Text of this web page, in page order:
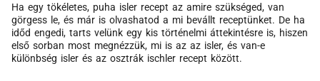
Ha egy tökéletes, puha isler recept az amire szükséged, van
görgess le, és már is olvashatod a mi bevállt receptünket. De ha
időd engedi, tarts velünk egy kis történelmi áttekintésre is, hiszen
első sorban most megnézzük, mi is az az isler, és van-e
különbség isler és az osztrák ischler recept között.